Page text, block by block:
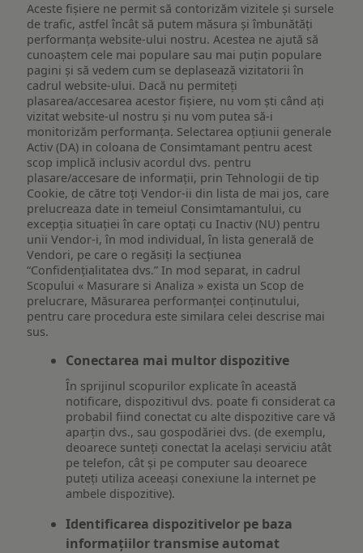
Aceste fișiere ne permit să contorizăm vizitele și sursele
de trafic, astfel încât să putem măsura și îmbunătăți
performanța website-ului nostru. Acestea ne ajută să
cunoaștem cele mai populare sau mai puțin populare
pagini și să vedem cum se deplasează vizitatorii în
cadrul website-ului. Dacă nu permiteți
plasarea/accesarea acestor fișiere, nu vom ști când ați
vizitat website-ul nostru și nu vom putea să-i
monitorizăm performanța. Selectarea opțiunii generale
Activ (DA) in coloana de Consimtamant pentru acest
scop implică inclusiv acordul dvs. pentru
plasare/accesare de informații, prin Tehnologii de tip
Cookie, de către toți Vendor-ii din lista de mai jos, care
prelucreaza date in temeiul Consimtamantului, cu
excepția situației în care optați cu Inactiv (NU) pentru
unii Vendor-i, în mod individual, în lista generală de
Vendori, pe care o regăsiți la secțiunea
“Confidențialitatea dvs.” In mod separat, in cadrul
Scopului « Masurare si Analiza » exista un Scop de
prelucrare, Măsurarea performanței conținutului,
pentru care procedura este similara celei descrise mai
sus.
Conectarea mai multor dispozitive
În sprijinul scopurilor explicate în această
notificare, dispozitivul dvs. poate fi considerat ca
probabil fiind conectat cu alte dispozitive care vă
aparțin dvs., sau gospodăriei dvs. (de exemplu,
deoarece sunteți conectat la același serviciu atât
pe telefon, cât și pe computer sau deoarece
puteți utiliza aceeași conexiune la internet pe
ambele dispozitive).
Identificarea dispozitivelor pe baza
informațiilor transmise automat